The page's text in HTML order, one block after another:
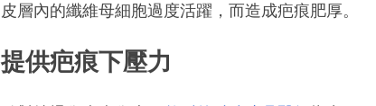
皮層內的纖維母細胞過度活躍，而造成疤痕肥厚。
提供疤痕下壓力